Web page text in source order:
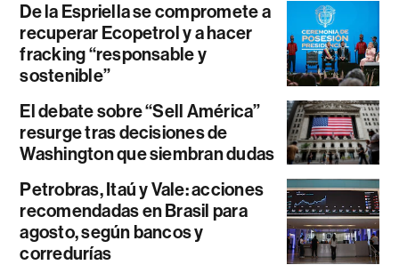
De la Espriella se compromete a
recuperar Ecopetrol y a hacer
fracking “responsable y
sostenible”
El debate sobre “Sell América”
resurge tras decisiones de
Washington que siembran dudas
Petrobras, Itaú y Vale: acciones
recomendadas en Brasil para
agosto, según bancos y
corredurías